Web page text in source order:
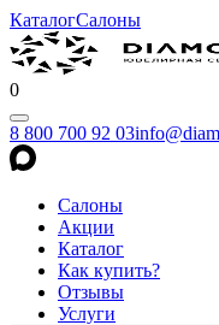
КаталогСалоны
0
8 800 700 92 03
Салоны
Акции
Каталог
Как купить?
Отзывы
Услуги